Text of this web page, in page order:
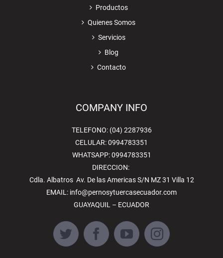
Productos
Quienes Somos
Servicios
Blog
Contacto
COMPANY INFO
TELEFONO: (04) 2287936
CELULAR: 0994783351
WHATSAPP: 0994783351
DIRECCION:
Cdla. Albatros Av. De las Americas S/N MZ 31 Villa 12
EMAIL: info@pernosytuercasecuador.com
GUAYAQUIL – ECUADOR